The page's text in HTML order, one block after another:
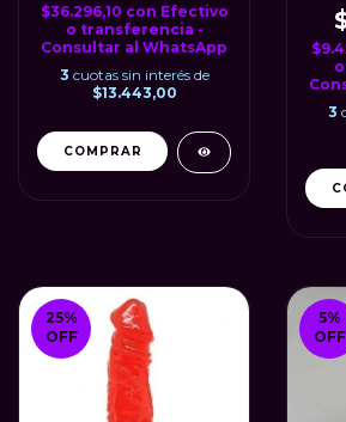
$36.296,10 con Efectivo
o transferencia -
Consultar al WhatsApp
3 cuotas sin interés de
$13.443,00
3
25%
OFF
5%
OFF